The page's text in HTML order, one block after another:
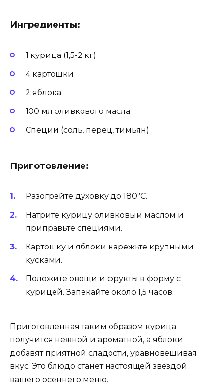
Ингредиенты:
1 курица (1,5-2 кг)
4 картошки
2 яблока
100 мл оливкового масла
Специи (соль, перец, тимьян)
Приготовление:
Разогрейте духовку до 180°C.
Натрите курицу оливковым маслом и
приправьте специями.
Картошку и яблоки нарежьте крупными
кусками.
Положите овощи и фрукты в форму с
курицей. Запекайте около 1,5 часов.
Приготовленная таким образом курица
получится нежной и ароматной, а яблоки
добавят приятной сладости, уравновешивая
вкус. Это блюдо станет настоящей звездой
вашего осеннего меню.